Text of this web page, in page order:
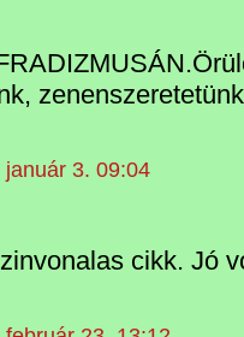
január 3. 09:04
cikk. Jó